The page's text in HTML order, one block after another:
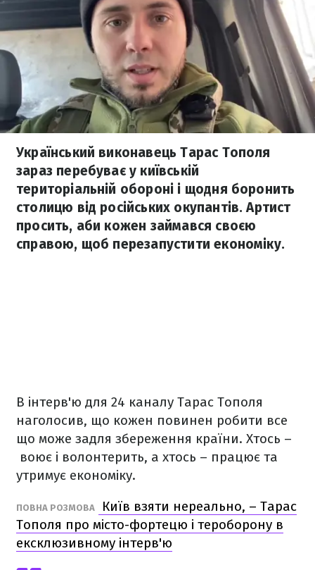
Український виконавець Тарас Тополя
зараз перебуває у київській
територіальній обороні і щодня боронить
столицю від російських окупантів. Артист
просить, аби кожен займався своєю
справою, щоб перезапустити економіку.
В інтерв'ю для 24 каналу Тарас Тополя
наголосив, що кожен повинен робити все
що може задля збереження країни. Хтось –
воює і волонтерить, а хтось – працює та
утримує економіку.
ПОВНА РОЗМОВА
Київ взяти нереально, – Тарас
Тополя про місто-фортецю і тероборону в
ексклюзивному інтерв'ю